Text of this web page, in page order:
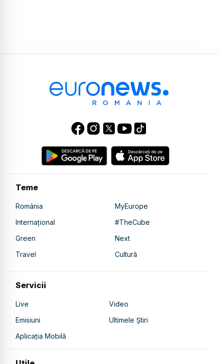
Teme
România
MyEurope
Internațional
#TheCube
Green
Next
Travel
Cultură
Servicii
Live
Video
Emisiuni
Ultimele Știri
Aplicația Mobilă